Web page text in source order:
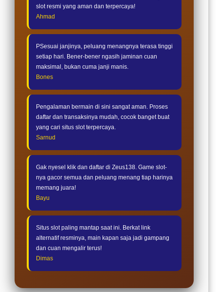
slot resmi yang aman dan terpercaya!
Ahmad
PSesuai janjinya, peluang menangnya terasa tinggi
setiap hari. Bener-bener ngasih jaminan cuan
maksimal, bukan cuma janji manis.
Bones
Pengalaman bermain di sini sangat aman. Proses
daftar dan transaksinya mudah, cocok banget buat
yang cari situs slot terpercaya.
Sarnud
Gak nyesel klik dan daftar di Zeus138. Game slot-
nya gacor semua dan peluang menang tiap harinya
memang juara!
Bayu
Situs slot paling mantap saat ini. Berkat link
alternatif resminya, main kapan saja jadi gampang
dan cuan mengalir terus!
Dimas